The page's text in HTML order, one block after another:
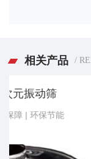
相关产品 /